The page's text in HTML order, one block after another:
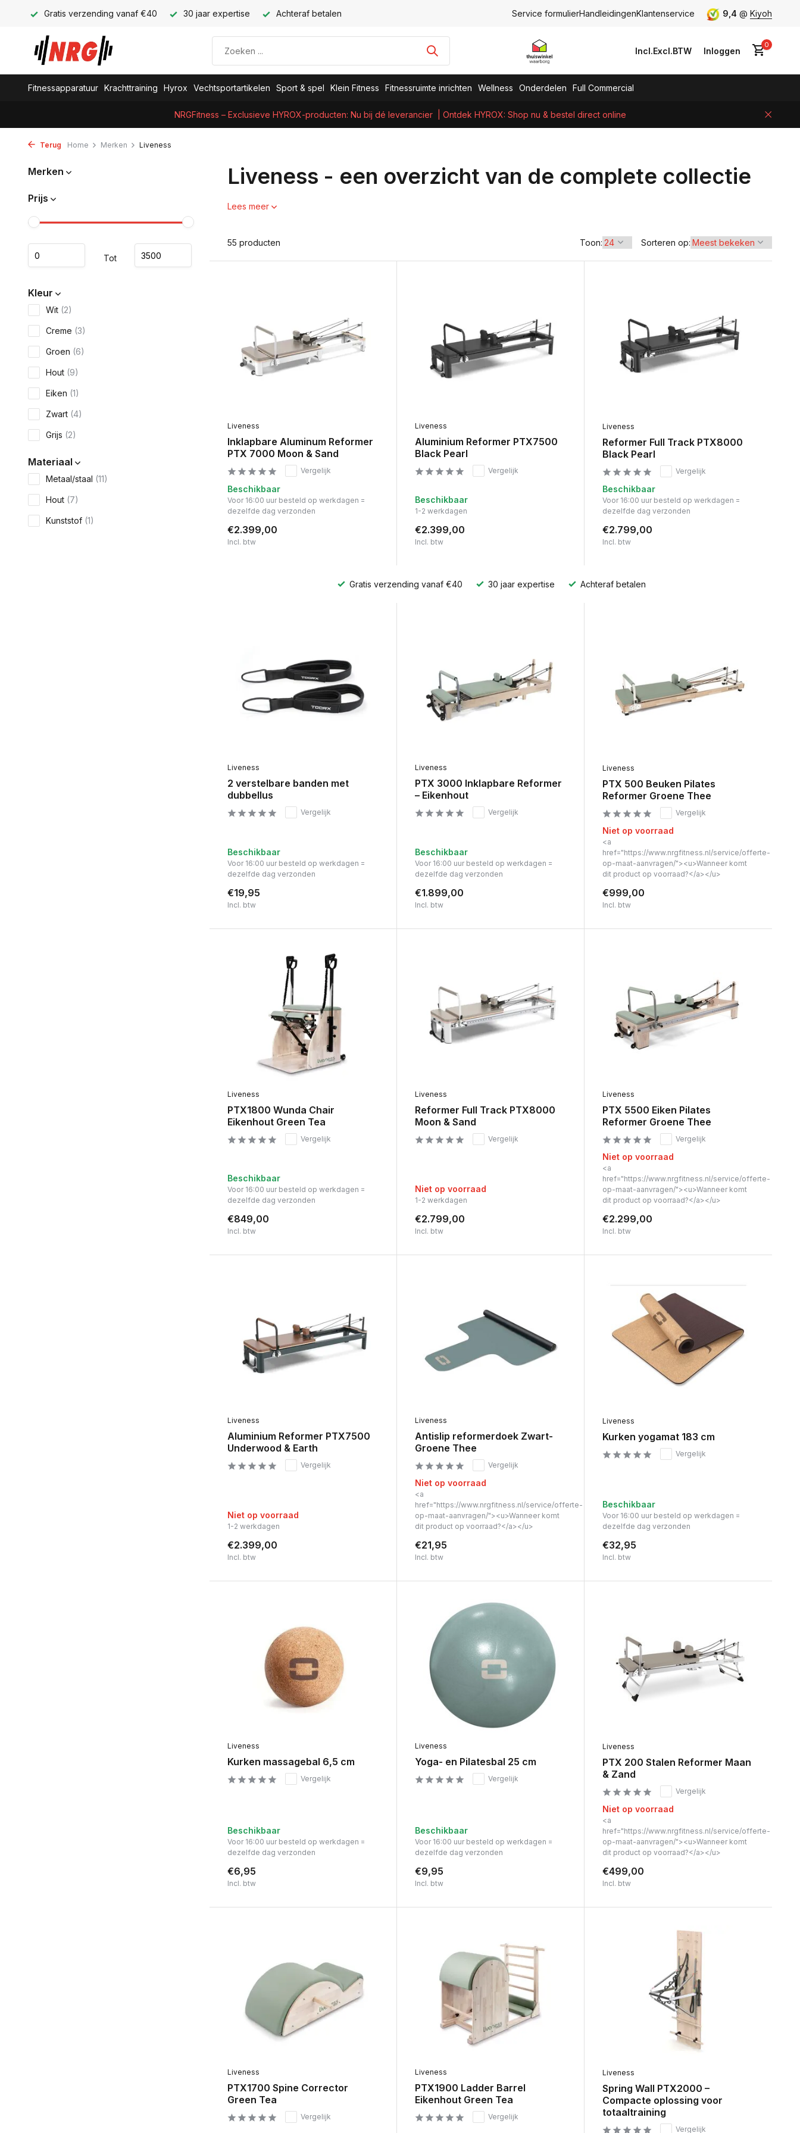
Gratis verzending vanaf €40 30 jaar expertise Achteraf betalen Service formulierHandleidingenKlantenservice 9,4 @ Kiyoh
Incl.Excl.BTW Inloggen
Account aanmaken
0
Fitnessapparatuur Krachttraining Hyrox Vechtsportartikelen Sport & spel Klein Fitness Fitnessruimte inrichten Wellness Onderdelen Full Commercial
NRGFitness – Exclusieve HYROX-producten: Nu bij dé leverancier | Ontdek HYROX: Shop nu & bestel direct online
Terug Home Merken Liveness
Merken
Prijs
Tot
Kleur
Wit (2)
Creme (3)
Groen (6)
Hout (9)
Eiken (1)
Zwart (4)
Grijs (2)
Materiaal
Metaal/staal (11)
Hout (7)
Kunststof (1)
Liveness - een overzicht van de complete collectie
Lees meer
55 producten Toon: Sorteren op:
Liveness
Inklapbare Aluminum Reformer
PTX 7000 Moon & Sand
Vergelijk
Beschikbaar
Voor 16:00 uur besteld op werkdagen =
dezelfde dag verzonden
€2.399,00
Incl. btw
Liveness
Aluminium Reformer PTX7500
Black Pearl
Vergelijk
Beschikbaar
1-2 werkdagen
€2.399,00
Incl. btw
Liveness
Reformer Full Track PTX8000
Black Pearl
Vergelijk
Beschikbaar
Voor 16:00 uur besteld op werkdagen =
dezelfde dag verzonden
€2.799,00
Incl. btw
Gratis verzending vanaf €40 30 jaar expertise Achteraf betalen
Liveness
2 verstelbare banden met
dubbellus
Vergelijk
Beschikbaar
Voor 16:00 uur besteld op werkdagen =
dezelfde dag verzonden
€19,95
Incl. btw
Liveness
PTX 3000 Inklapbare Reformer
– Eikenhout
Vergelijk
Beschikbaar
Voor 16:00 uur besteld op werkdagen =
dezelfde dag verzonden
€1.899,00
Incl. btw
Liveness
PTX 500 Beuken Pilates
Reformer Groene Thee
Vergelijk
Niet op voorraad
<a
href="https://www.nrgfitness.nl/service/offerte-
op-maat-aanvragen/"><u>Wanneer komt
dit product op voorraad?</a></u>
€999,00
Incl. btw
Liveness
PTX1800 Wunda Chair
Eikenhout Green Tea
Vergelijk
Beschikbaar
Voor 16:00 uur besteld op werkdagen =
dezelfde dag verzonden
€849,00
Incl. btw
Liveness
Reformer Full Track PTX8000
Moon & Sand
Vergelijk
Niet op voorraad
1-2 werkdagen
€2.799,00
Incl. btw
Liveness
PTX 5500 Eiken Pilates
Reformer Groene Thee
Vergelijk
Niet op voorraad
<a
href="https://www.nrgfitness.nl/service/offerte-
op-maat-aanvragen/"><u>Wanneer komt
dit product op voorraad?</a></u>
€2.299,00
Incl. btw
Liveness
Aluminium Reformer PTX7500
Underwood & Earth
Vergelijk
Niet op voorraad
1-2 werkdagen
€2.399,00
Incl. btw
Liveness
Antislip reformerdoek Zwart-
Groene Thee
Vergelijk
Niet op voorraad
<a
href="https://www.nrgfitness.nl/service/offerte-
op-maat-aanvragen/"><u>Wanneer komt
dit product op voorraad?</a></u>
€21,95
Incl. btw
Liveness
Kurken yogamat 183 cm
Vergelijk
Beschikbaar
Voor 16:00 uur besteld op werkdagen =
dezelfde dag verzonden
€32,95
Incl. btw
Liveness
Kurken massagebal 6,5 cm
Vergelijk
Beschikbaar
Voor 16:00 uur besteld op werkdagen =
dezelfde dag verzonden
€6,95
Incl. btw
Liveness
Yoga- en Pilatesbal 25 cm
Vergelijk
Beschikbaar
Voor 16:00 uur besteld op werkdagen =
dezelfde dag verzonden
€9,95
Incl. btw
Liveness
PTX 200 Stalen Reformer Maan
& Zand
Vergelijk
Niet op voorraad
<a
href="https://www.nrgfitness.nl/service/offerte-
op-maat-aanvragen/"><u>Wanneer komt
dit product op voorraad?</a></u>
€499,00
Incl. btw
Liveness
PTX1700 Spine Corrector
Green Tea
Vergelijk
Liveness
PTX1900 Ladder Barrel
Eikenhout Green Tea
Vergelijk
Liveness
Spring Wall PTX2000 –
Compacte oplossing voor
totaaltraining
Vergelijk